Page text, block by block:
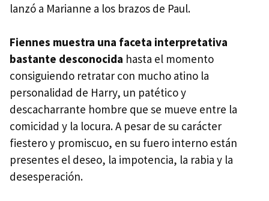
lanzó a Marianne a los brazos de Paul.
Fiennes muestra una faceta interpretativa
bastante desconocida hasta el momento
consiguiendo retratar con mucho atino la
personalidad de Harry, un patético y
descacharrante hombre que se mueve entre la
comicidad y la locura. A pesar de su carácter
fiestero y promiscuo, en su fuero interno están
presentes el deseo, la impotencia, la rabia y la
desesperación.